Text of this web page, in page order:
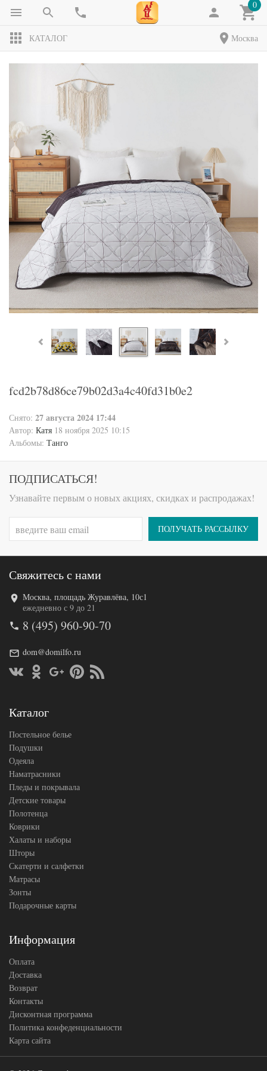
0
КАТАЛОГ Москва
fcd2b78d86ce79b02d3a4c40fd31b0e2
Снято: 27 августа 2024 17:44
Автор: Катя 18 ноября 2025 10:15
Альбомы: Танго
ПОДПИСАТЬСЯ!
Узнавайте первым о новых акциях, скидках и распродажах!
ПОЛУЧАТЬ РАССЫЛКУ
Свяжитесь с нами
Москва, площадь Журавлёва, 10с1
ежедневно с 9 до 21
8 (495) 960-90-70
dom@domilfo.ru
Каталог
Постельное белье
Подушки
Одеяла
Наматрасники
Пледы и покрывала
Детские товары
Полотенца
Коврики
Халаты и наборы
Шторы
Скатерти и салфетки
Матрасы
Зонты
Подарочные карты
Информация
Оплата
Доставка
Возврат
Контакты
Дисконтная программа
Политика конфеденциальности
Карта сайта